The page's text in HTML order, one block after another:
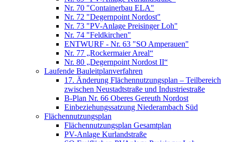
Nr. 70 "Containerbau ELA"
Nr. 72 "Degernpoint Nordost"
Nr. 73 "PV-Anlage Preisinger Loh"
Nr. 74 "Feldkirchen"
ENTWURF - Nr. 63 "SO Amperauen"
Nr. 77 „Rockermaier Areal“
Nr. 80 „Degernpoint Nordost II“
Laufende Bauleitplanverfahren
17. Änderung Flächennutzungsplan – Teilbereich
zwischen Neustadtstraße und Industriestraße
B-Plan Nr. 66 Oberes Gereuth Nordost
Einbeziehungssatzung Niederambach Süd
Flächennutzungsplan
Flächennutzungsplan Gesamtplan
PV-Anlage Kurlandstraße